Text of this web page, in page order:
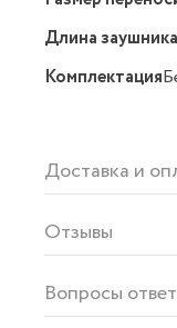
Длина заушника
Комплектация
Доставка и
Отзывы
Вопросы